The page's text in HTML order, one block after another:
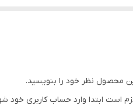
محصول نظر خود را بنویسید.
است ابتدا وارد حساب کاربری خود